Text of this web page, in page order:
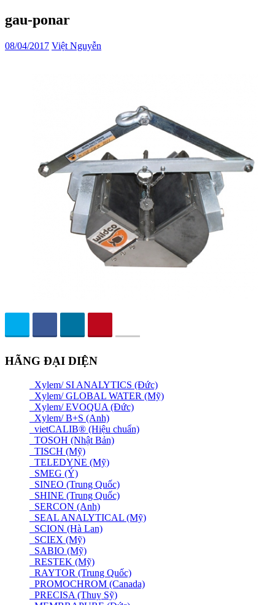
gau-ponar
08/04/2017 Việt Nguyễn
HÃNG ĐẠI DIỆN
Xylem/ SI ANALYTICS (Đức)
Xylem/ GLOBAL WATER (Mỹ)
Xylem/ EVOQUA (Đức)
Xylem/ B+S (Anh)
vietCALIB® (Hiệu chuẩn)
TOSOH (Nhật Bản)
TISCH (Mỹ)
TELEDYNE (Mỹ)
SMEG (Ý)
SINEO (Trung Quốc)
SHINE (Trung Quốc)
SERCON (Anh)
SEAL ANALYTICAL (Mỹ)
SCION (Hà Lan)
SCIEX (Mỹ)
SABIO (Mỹ)
RESTEK (Mỹ)
RAYTOR (Trung Quốc)
PROMOCHROM (Canada)
PRECISA (Thuỵ Sỹ)